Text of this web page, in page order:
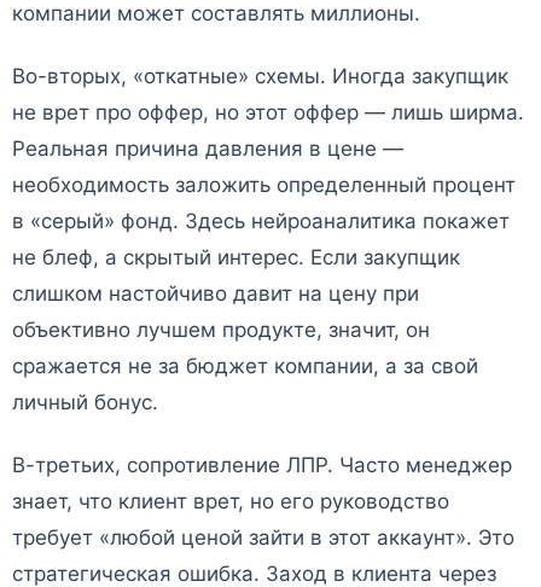
компании может составлять миллионы.
Во-вторых, «откатные» схемы. Иногда закупщик
не врет про оффер, но этот оффер — лишь ширма.
Реальная причина давления в цене —
необходимость заложить определенный процент
в «серый» фонд. Здесь нейроаналитика покажет
не блеф, а скрытый интерес. Если закупщик
слишком настойчиво давит на цену при
объективно лучшем продукте, значит, он
сражается не за бюджет компании, а за свой
личный бонус.
В-третьих, сопротивление ЛПР. Часто менеджер
знает, что клиент врет, но его руководство
требует «любой ценой зайти в этот аккаунт». Это
стратегическая ошибка. Заход в клиента через